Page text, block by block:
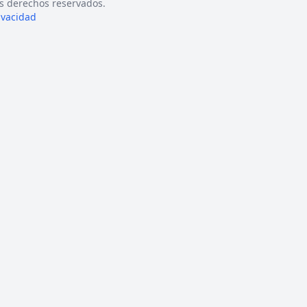
derechos reservados.